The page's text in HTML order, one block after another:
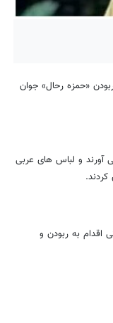
«حمزه رحال» جوان
آورند و لباس های عربی
اقدام به ربودن و